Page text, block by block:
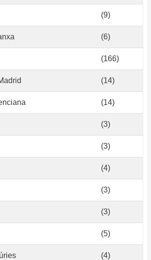
(9)
(6)
(166)
(14)
(14)
(3)
(3)
(4)
(3)
(3)
(5)
(4)